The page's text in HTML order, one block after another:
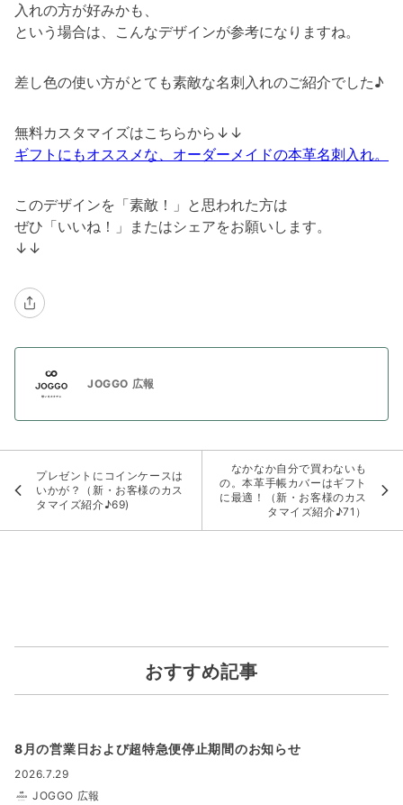
入れの方が好みかも、
という場合は、こんなデザインが参考になりますね。
差し色の使い方がとても素敵な名刺入れのご紹介でした♪
無料カスタマイズはこちらから↓↓
ギフトにもオススメな、オーダーメイドの本革名刺入れ。
このデザインを「素敵！」と思われた方は
ぜひ「いいね！」またはシェアをお願いします。
↓↓
JOGGO 広報
プレゼントにコインケースは
いかが？（新・お客様のカス
タマイズ紹介♪69)
なかなか自分で買わないも
の。本革手帳カバーはギフト
に最適！（新・お客様のカス
タマイズ紹介♪71）
おすすめ記事
8月の営業日および超特急便停止期間のお知らせ
2026.7.29
JOGGO 広報